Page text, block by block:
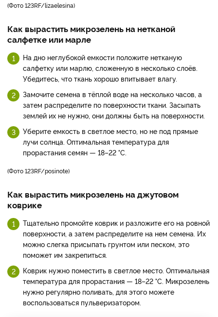
(фото 123RF/lizaelesina)
Как вырастить микрозелень на нетканой
салфетке или марле
На дно неглубокой емкости положите нетканую
салфетку или марлю, сложенную в несколько слоёв.
Убедитесь, что ткань хорошо впитывает влагу.
Замочите семена в тёплой воде на несколько часов, а
затем распределите по поверхности ткани. Засыпать
землей их не нужно, они должны быть на поверхности.
Уберите емкость в светлое место, но не под прямые
лучи солнца. Оптимальная температура для
прорастания семян — 18–22 °C.
(фото 123RF/posinote)
Как вырастить микрозелень на джутовом
коврике
Тщательно промойте коврик и разложите его на ровной
поверхности, а затем распределите на нем семена. Их
можно слегка присыпать грунтом или песком, это
поможет им закрепиться.
Коврик нужно поместить в светлое место. Оптимальная
температура для прорастания — 18–22 °С. Микрозелень
нужно регулярно поливать, для этого можете
воспользоваться пульверизатором.